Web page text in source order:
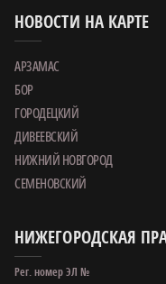
НОВОСТИ НА КАРТЕ
АРЗАМАС
БОР
ГОРОДЕЦКИЙ
ДИВЕЕВСКИЙ
НИЖНИЙ НОВГОРОД
СЕМЕНОВСКИЙ
НИЖЕГОРОДСКАЯ
Рег. номер ЭЛ №